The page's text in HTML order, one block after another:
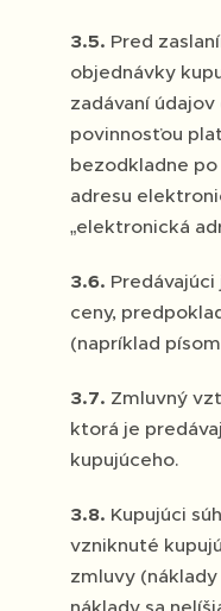
3.5. Pred
objednávky
zadávaní
povinnosťou
bezodkladne
adresu
„elektronická
3.6.
ceny,
(napríklad
3.7. Zmluvný
ktorá je
kupujúceho.
3.8. Kupujúci
vzniknuté
zmluvy